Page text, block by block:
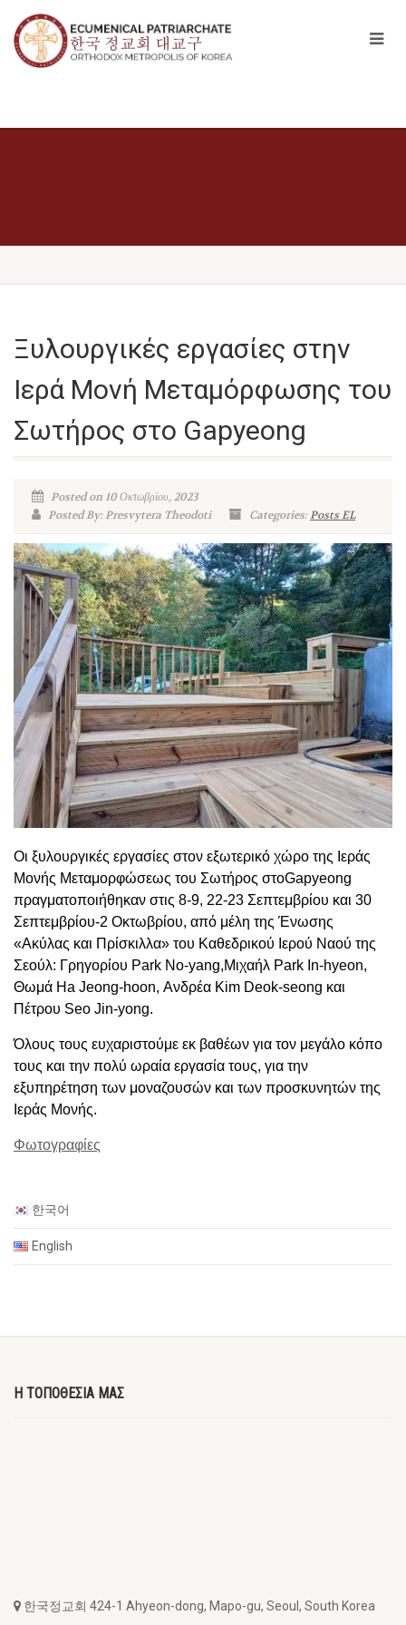
Ξυλουργικές εργασίες στην
Ιερά Μονή Μεταμόρφωσης του
Σωτήρος στο Gapyeong
Posted on 10 Οκτωβρίου, 2023
Posted By: Presvytera Theodoti
Categories:Posts EL
Οι ξυλουργικές εργασίες στον εξωτερικό χώρο της Ιεράς
Μονής Μεταμορφώσεως του Σωτήρος στοGapyeong
πραγματοποιήθηκαν στις 8-9, 22-23 Σεπτεμβρίου και 30
Σεπτεμβρίου-2 Οκτωβρίου, από μέλη της Ένωσης
«Ακύλας και Πρίσκιλλα» του Καθεδρικού Ιερού Ναού της
Σεούλ: Γρηγορίου Park No-yang,Μιχαήλ Park In-hyeon,
Θωμά Ha Jeong-hoon, Ανδρέα Kim Deok-seong και
Πέτρου Seo Jin-yong.
Όλους τους ευχαριστούμε εκ βαθέων για τον μεγάλο κόπο
τους και την πολύ ωραία εργασία τους, για την
εξυπηρέτηση των μοναζουσών και των προσκυνητών της
Ιεράς Μονής.
Φωτογραφίες
한국어
English
Η ΤΟΠΟΘΕΣΙΑ ΜΑΣ
한국정교회 424-1 Ahyeon-dong, Mapo-gu, Seoul, South Korea